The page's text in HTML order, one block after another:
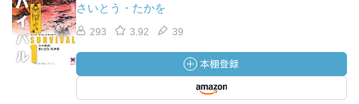
さいとう・たかを
293 3.92 39